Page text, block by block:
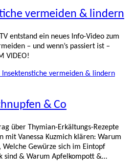
vermeiden & lindern
entstand ein neues Info-Video zum
– und wenn’s passiert ist –
VIDEO!
Insektenstiche vermeiden & lindern
& Co
über Thymian-Erkältungs-Rezepte
mit Vanessa Kuzmich klären: Warum
Gewürze sich im Eintopf
sind & Warum Apfelkompott &…